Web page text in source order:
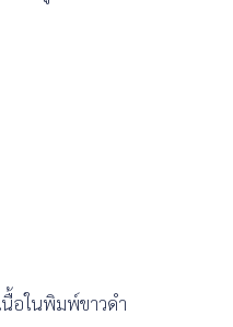
อในพิมพ์ขาวดำ